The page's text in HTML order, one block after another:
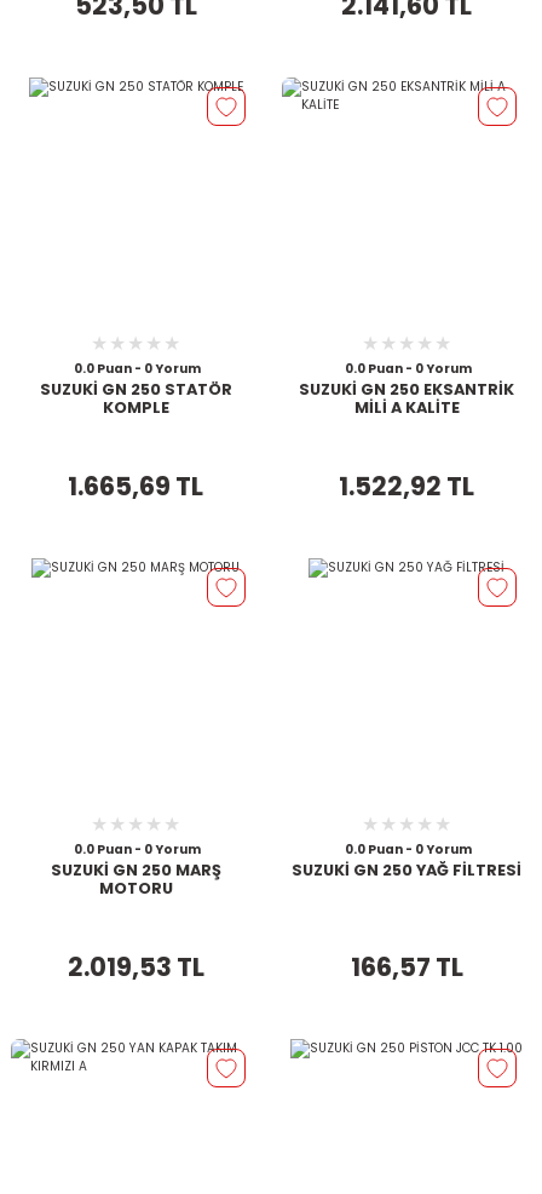
0.0 Puan - 0 Yorum
SUZUKİ GN 250 STATÖR
KOMPLE
1.665,69 TL
0.0 Puan - 0 Yorum
SUZUKİ GN 250 EKSANTRİK
MİLİ A KALİTE
1.522,92 TL
0.0 Puan - 0 Yorum
SUZUKİ GN 250 MARŞ
MOTORU
2.019,53 TL
0.0 Puan - 0 Yorum
SUZUKİ GN 250 YAĞ FİLTRESİ
166,57 TL